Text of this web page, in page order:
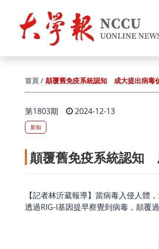
首頁 顛覆舊免疫系統認知 成大提出病毒
第1803期 2024-12-13
新知
顛覆舊免疫系統認知
【記者林沂葳報導】當病毒入侵人體
透過RIG-I基因提早察覺到病毒，顛覆